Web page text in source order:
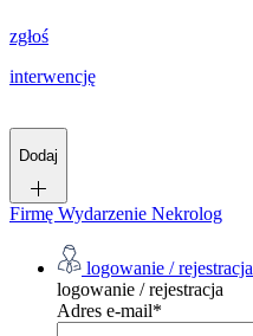
zgłoś
interwencję
Dodaj
Firmę Wydarzenie Nekrolog
logowanie / rejestracja
logowanie / rejestracja
Adres e-mail*